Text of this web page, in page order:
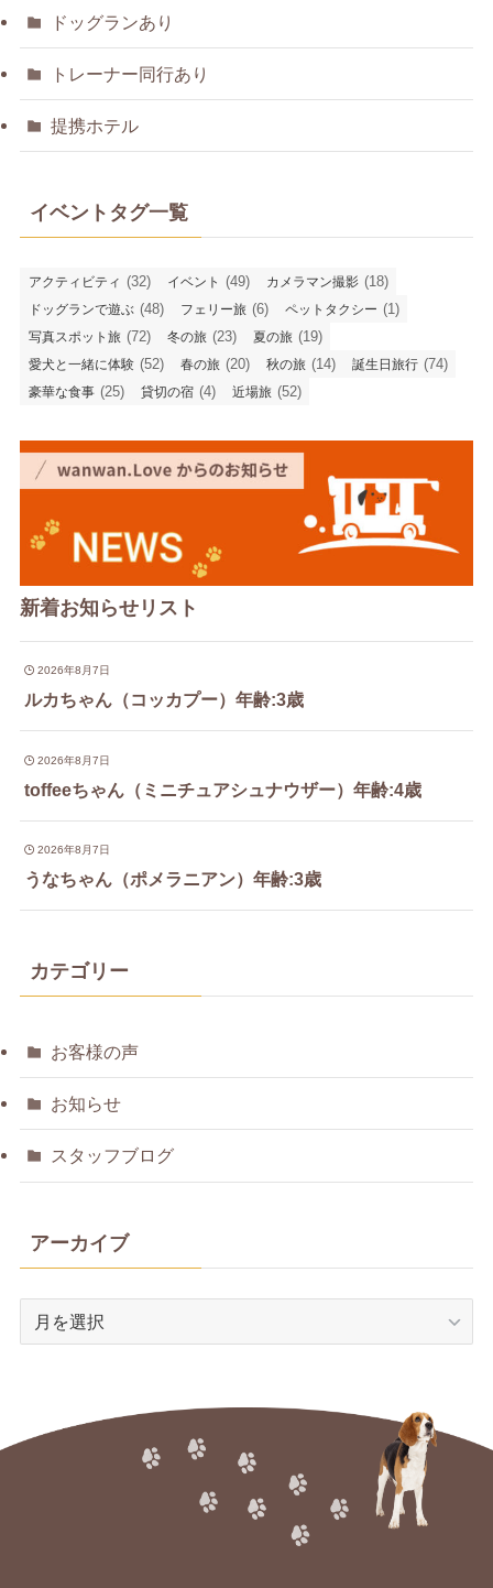
ドッグランあり
トレーナー同行あり
提携ホテル
イベントタグ一覧
アクティビティ (32) イベント (49) カメラマン撮影 (18)
ドッグランで遊ぶ (48) フェリー旅 (6) ペットタクシー (1)
写真スポット旅 (72) 冬の旅 (23) 夏の旅 (19)
愛犬と一緒に体験 (52) 春の旅 (20) 秋の旅 (14) 誕生日旅行 (74)
豪華な食事 (25) 貸切の宿 (4) 近場旅 (52)
新着お知らせリスト
2026年8月7日
ルカちゃん（コッカプー）年齢:3歳
2026年8月7日
toffeeちゃん（ミニチュアシュナウザー）年齢:4歳
2026年8月7日
うなちゃん（ポメラニアン）年齢:3歳
カテゴリー
お客様の声
お知らせ
スタッフブログ
アーカイブ